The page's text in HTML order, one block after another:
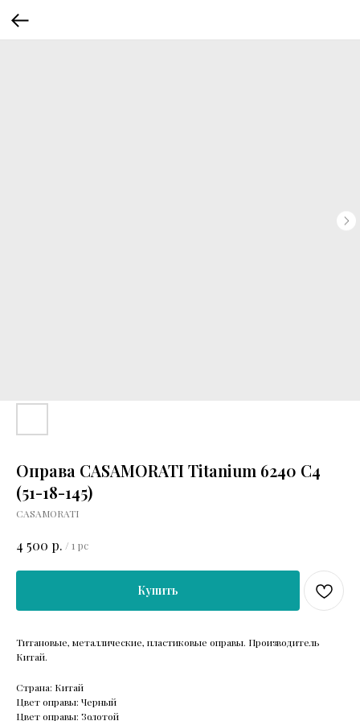
Оправа CASAMORATI Titanium 6240 C4
(51-18-145)
CASAMORATI
4 500 р. / 1 pc
Купить
Титановые, металлические, пластиковые оправы. Производитель
Китай.
Страна: Китай
Цвет оправы: Черный
Цвет оправы: Золотой